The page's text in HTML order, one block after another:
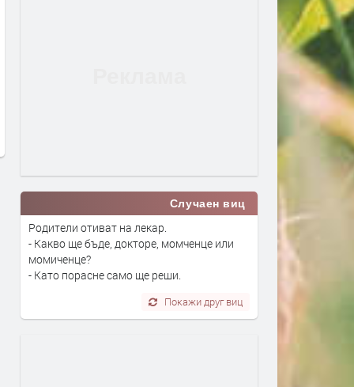
„Опера на площада“ 2026
завършва с грандиозен
Случаен виц
Родители отиват на лекар.
- Какво ще бъде, докторе, момченце или
момиченце?
- Като порасне само ще реши.
Покажи друг виц